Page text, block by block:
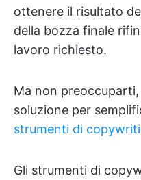
ottenere il risultato
della bozza finale
lavoro richiesto.
Ma non
soluzione per
strumenti di
Gli strumenti di